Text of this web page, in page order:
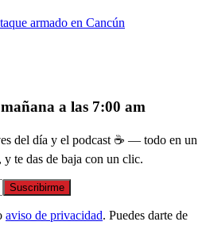
armado en Cancún
a las 7:00 am
del día y el podcast ☕ — todo en un
te das de baja con un clic.
Suscribirme
aviso de privacidad. Puedes darte de